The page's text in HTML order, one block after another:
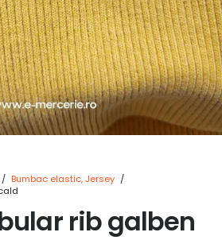
/ Bumbac elastic, Jersey /
rib galben